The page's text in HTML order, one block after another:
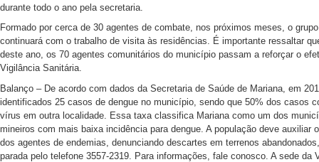
durante todo o ano pela secretaria.
Formado por cerca de 30 agentes de combate, nos próximos meses, o
continuará com o trabalho de visita às residências. É importante ressaltar
deste ano, os 70 agentes comunitários do município passam a reforçar o
Vigilância Sanitária.
Balanço – De acordo com dados da Secretaria de Saúde de Mariana, em
identificados 25 casos de dengue no município, sendo que 50% dos casos
vírus em outra localidade. Essa taxa classifica Mariana como um dos
mineiros com mais baixa incidência para dengue. A população deve auxiliar
dos agentes de endemias, denunciando descartes em terrenos
parada pelo telefone 3557-2319. Para informações, fale conosco. A sede da